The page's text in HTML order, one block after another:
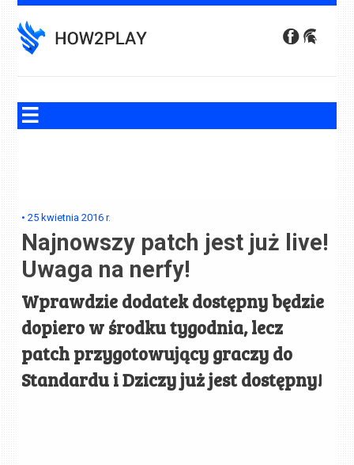
to
content
•25 kwietnia 2016 r.
Najnowszy patch jest już live!
Uwaga na nerfy!
Wprawdzie dodatek dostępny będzie
dopiero w środku tygodnia, lecz
patch przygotowujący graczy do
Standardu i Dziczy już jest dostępny!